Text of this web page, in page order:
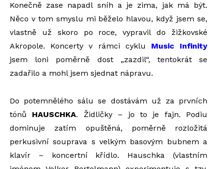
Konečně zase napadl sníh a je zima, jak má být.
Něco v tom smyslu mi běželo hlavou, když jsem se,
vlastně už skoro po roce, vypravil do žižkovské
Akropole. Koncerty v rámci cyklu Music Infinity
jsem loni poměrně dost „zazdil“, tentokrát se
zadařilo a mohl jsem sjednat nápravu.
Do potemnělého sálu se dostávám už za prvních
tónů HAUSCHKA. Židličky – jo to je fajn. Podiu
dominuje zatím opuštěná, poměrně rozložitá
perkusivní souprava s velkým basovým bubnem a
klavír – koncertní křídlo. Hauschka (vlastním